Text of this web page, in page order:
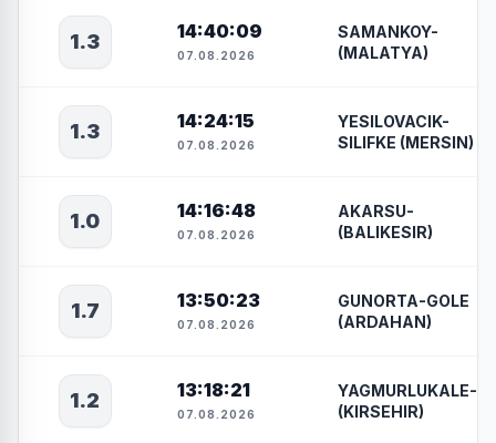
1.3 14:40:09
07.08.2026
SAMANKOY-
(MALATYA)
1.3 14:24:15
07.08.2026
YESILOVACIK-
SILIFKE (MERSIN)
1.0 14:16:48
07.08.2026
AKARSU-
(BALIKESIR)
1.7 13:50:23
07.08.2026
GUNORTA-GOLE
(ARDAHAN)
1.2 13:18:21
07.08.2026
YAGMURLUKALE-
(KIRSEHIR)